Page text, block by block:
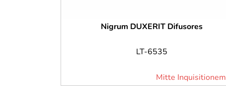
Nigrum DUXERIT Difusores
LT-6535
Mitte Inquisitionem